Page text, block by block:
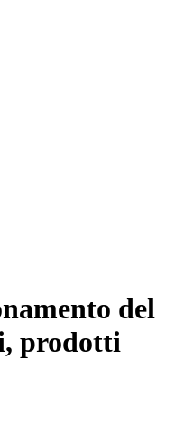
del
prodotti